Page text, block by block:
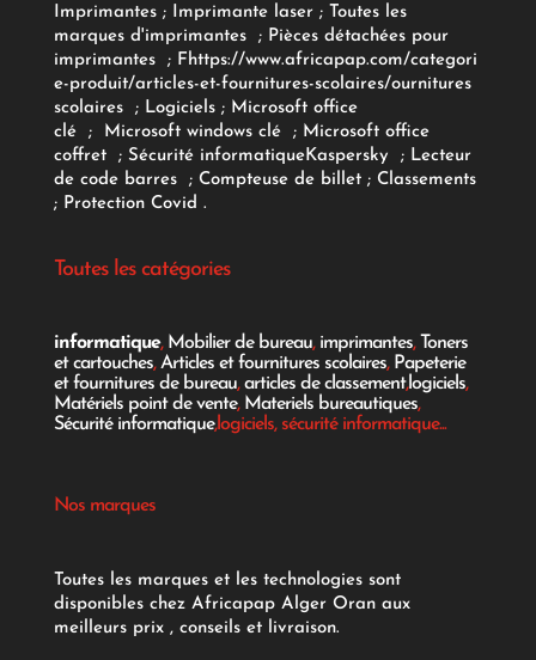
Imprimantes;Imprimante laser; Toutes les
marques d'imprimantes
; Pièces détachées pour
imprimantes
; Fhttps://www.africapap.com/categori
e-produit/articles-et-fournitures-scolaires/ournitures
scolaires; Logiciels ; Microsoft office
clé
; Microsoft windows clé; Microsoft office
coffret ; Sécurité informatiqueKaspersky ; Lecteur
de code barres
; Compteuse de billet; Classements
; Protection Covid .
Toutes les catégories
informatique, Mobilier de bureau, imprimantes,Toners
et cartouches,Articles et fournitures scolaires, Papeterie
et fournitures de bureau,articles de classement,logiciels,
Matériels point de vente, Materiels bureautiques,
Sécurité informatique,logiciels, sécurité informatique...
Nos marques
Toutes les marques et les technologies sont
disponibles chez Africapap Alger Oran aux
meilleurs prix , conseils et livraison.